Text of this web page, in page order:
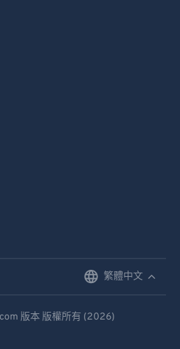
繁體中文
版本 版權所有 (2026)